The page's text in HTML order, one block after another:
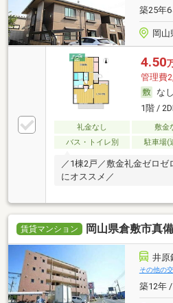
築25年
岡山
4.50
管理費
なし
1階 /
礼金なし 敷金
バス・トイレ別
駐車場(
／1棟2戸／敷金礼金ゼロ
にオススメ／
賃貸マンション 岡山県倉敷市真
井原
その他の
築12年